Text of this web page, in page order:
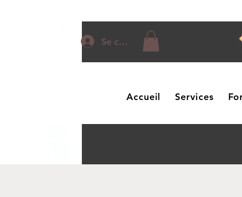
Se connecter
Accueil Services